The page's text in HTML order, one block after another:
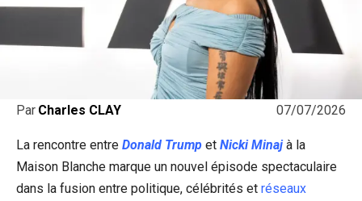
07/07/2026
Par Charles CLAY
La rencontre entre Donald Trump et Nicki Minajà la
Maison Blanche marque un nouvel épisode spectaculaire
dans la fusion entre politique, célébrités et réseaux